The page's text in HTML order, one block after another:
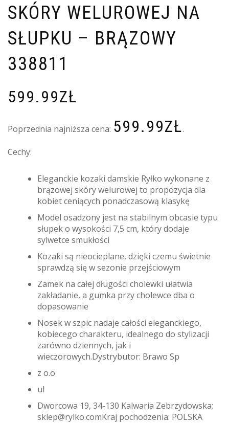
SKÓRY WELUROWEJ NA
SŁUPKU – BRĄZOWY
338811
599.99ZŁ
Poprzednia najniższa cena: 599.99ZŁ.
Cechy:
Eleganckie kozaki damskie Ryłko wykonane z
brązowej skóry welurowej to propozycja dla
kobiet ceniących ponadczasową klasykę
Model osadzony jest na stabilnym obcasie typu
słupek o wysokości 7,5 cm, który dodaje
sylwetce smukłości
Kozaki są nieocieplane, dzięki czemu świetnie
sprawdzą się w sezonie przejściowym
Zamek na całej długości cholewki ułatwia
zakładanie, a gumka przy cholewce dba o
dopasowanie
Nosek w szpic nadaje całości eleganckiego,
kobiecego charakteru, idealnego do stylizacji
zarówno dziennych, jak i
wieczorowych.Dystrybutor: Brawo Sp
z o.o
ul
Dworcowa 19, 34-130 Kalwaria Zebrzydowska;
sklep@rylko.comKraj pochodzenia: POLSKA